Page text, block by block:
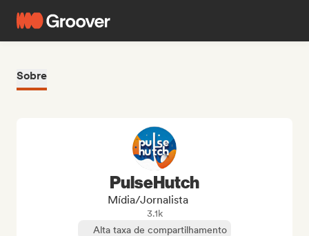
Sobre
PulseHutch
Mídia/Jornalista
3.1k
Alta taxa de compartilhamento